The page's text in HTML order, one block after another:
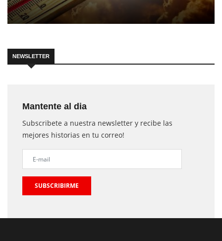
NEWSLETTER
Mantente al dia
Subscribete a nuestra newsletter y recibe las
mejores historias en tu correo!
SUBSCRIBIRME